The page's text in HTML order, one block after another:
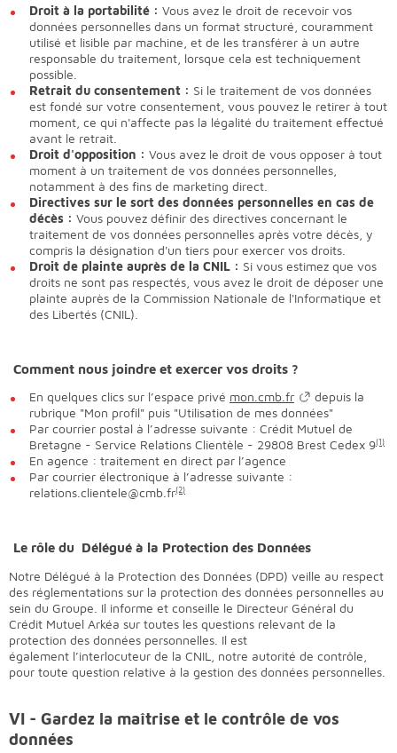
Droit à la portabilité : Vous avez le droit de recevoir vos
données personnelles dans un format structuré, couramment
utilisé et lisible par machine, et de les transférer à un autre
responsable du traitement, lorsque cela est techniquement
possible.
Retrait du consentement : Si le traitement de vos données
est fondé sur votre consentement, vous pouvez le retirer à tout
moment, ce qui n'affecte pas la légalité du traitement effectué
avant le retrait.
Droit d'opposition : Vous avez le droit de vous opposer à tout
moment à un traitement de vos données personnelles,
notamment à des fins de marketing direct.
Directives sur le sort des données personnelles en cas de
décès : Vous pouvez définir des directives concernant le
traitement de vos données personnelles après votre décès, y
compris la désignation d'un tiers pour exercer vos droits.
Droit de plainte auprès de la CNIL : Si vous estimez que vos
droits ne sont pas respectés, vous avez le droit de déposer une
plainte auprès de la Commission Nationale de l'Informatique et
des Libertés (CNIL).
Comment nous joindre et exercer vos droits ?
En quelques clics sur l’espace privé mon.cmb.fr
depuis la
rubrique "Mon profil" puis "Utilisation de mes données"
Par courrier postal à l’adresse suivante : Crédit Mutuel de
Bretagne - Service Relations Clientèle - 29808 Brest Cedex 9(1)
En agence : traitement en direct par l’agence
Par courrier électronique à l’adresse suivante :
relations.clientele@cmb.fr(2)
Le rôle du Délégué à la Protection des Données
Notre Délégué à la Protection des Données (DPD) veille au respect
des réglementations sur la protection des données personnelles au
sein du Groupe. Il informe et conseille le Directeur Général du
Crédit Mutuel Arkéa sur toutes les questions relevant de la
protection des données personnelles. Il est
également l’interlocuteur de la CNIL, notre autorité de contrôle,
pour toute question relative à la gestion des données personnelles.
VI - Gardez la maîtrise et le contrôle de vos
données